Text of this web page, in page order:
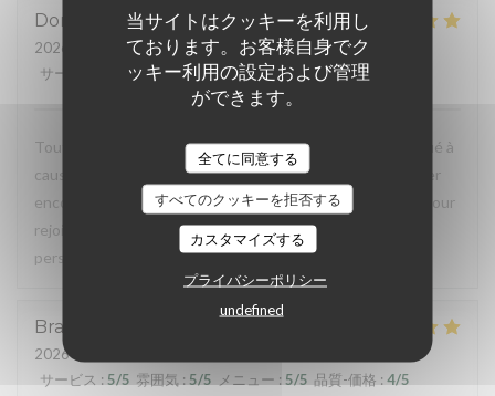
当サイトはクッキーを利用し
ております。お客様自身でク
ッキー利用の設定および管理
ができます。
全てに同意する
すべてのクッキーを拒否する
カスタマイズする
プライバシーポリシー
undefined
Dominique G
2026-07-31
- 19:45 - ゲスト 2
サービス
/5 雰囲気:4 /5 メニュー:5/5 品質-価格
Tout était parfait sauf l'accès au restaurant, très compliqué à
cause de travaux de voirie. Malheureusement, cela va durer
encore quelque temps et finalement, une petite marche pour
rejoindre la voiture garée où l'on a pu, n'a fait de mal à
personne.
Braud
2026-07-29
サービス : 5/5 雰囲気 : 5/5 メニュー : 5/5 品質-価格 : 4/5